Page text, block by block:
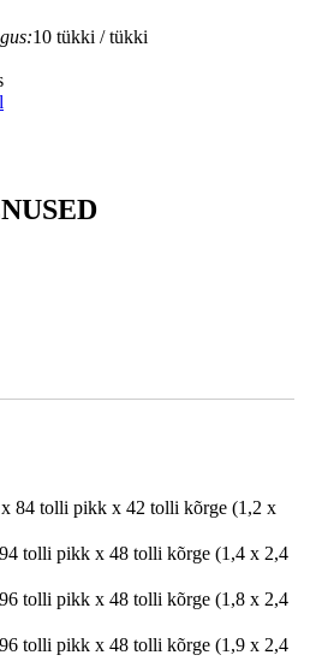
10 tükki / tükki
84 tolli pikk x 42 tolli kõrge (1,2 x
tolli pikk x 48 tolli kõrge (1,4 x 2,4
tolli pikk x 48 tolli kõrge (1,8 x 2,4
tolli pikk x 48 tolli kõrge (1,9 x 2,4